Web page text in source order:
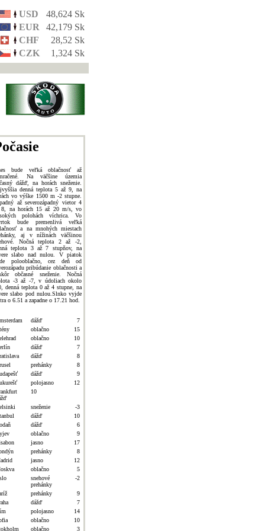
USD
48,624 Sk
EUR
42,179 Sk
CHF
28,52 Sk
CZK
1,324 Sk
bude veľká oblačnosť až
Na väčšine územia
dážď, na horách sneženie.
denná teplota 5 až 9, na
vo výške 1500 m -2 stupne.
až severozápadný vietor 4
8, na horách 15 až 20 m/s, vo
polohách víchrica. Vo
bude premenlivá veľká
a na mnohých miestach
aj v nížinách väčšinou
Nočná teplota 2 až -2,
teplota 3 až 7 stupňov, na
slabo nad nulou. V piatok
polooblačno, cez deň od
pribúdanie oblačnosti a
občasné sneženie. Nočná
-3 až -7, v údoliach okolo
denná teplota 0 až 4 stupne, na
slabo pod nulou.Slnko vyjde
o 6.51 a zapadne o 17.21 hod.
dážď
7
oblačno
15
oblačno
10
dážď
7
dážď
8
prehánky
8
dážď
9
polojasno
12
10
sneženie
-3
dážď
10
dážď
6
oblačno
9
jasno
17
prehánky
8
jasno
12
oblačno
5
snehové
prehánky
-2
prehánky
9
dážď
7
polojasno
14
oblačno
10
oblačno
3